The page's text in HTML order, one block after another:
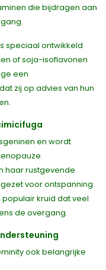
die bijdragen aan
speciaal ontwikkeld
of soja-isoflavonen
een
zij op advies van hun
en wordt
haar rustgevende
voor ontspanning.
populair kruid dat veel
de overgang.
ook belangrijke